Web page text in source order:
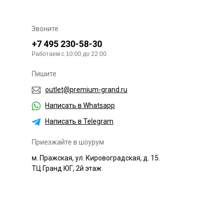
outlet@premium-grand.ru
Написать в Whatsapp
Написать в Telegram
+7 495 230-58-30
Работаем с 10:00 до 22:00
м. Пражская, ул. Кировоградская, д. 15.
ТЦ Гранд ЮГ, 2й этаж
Звоните
Приезжайте в шоурум
Пишите